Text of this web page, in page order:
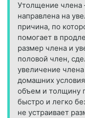
Утолщение члена
направлена на
причина, по
помогает в
размер члена и
половой член,
увеличение
домашних
объем и толщину
быстро и легко
не устраивает